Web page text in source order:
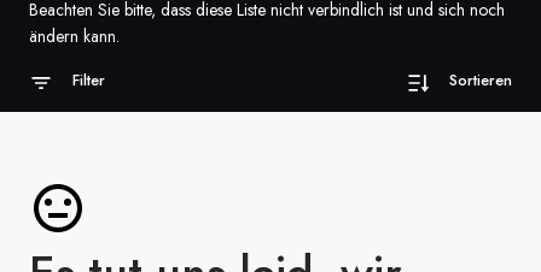
Schweden
Beachten Sie bitte, dass diese Liste nicht verbindlich ist und sich noch
ändern kann.
Filter Sortieren